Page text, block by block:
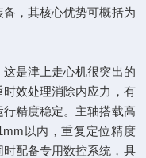
，其核心优势可概括为
是津上走心机很突出的
效处理消除内应力，有
精度稳定。主轴搭载高
以内，重复定位精度
配备专用数控系统，具